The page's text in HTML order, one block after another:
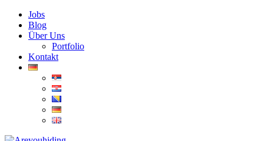
Jobs
Blog
Über Uns
Portfolio
Kontakt